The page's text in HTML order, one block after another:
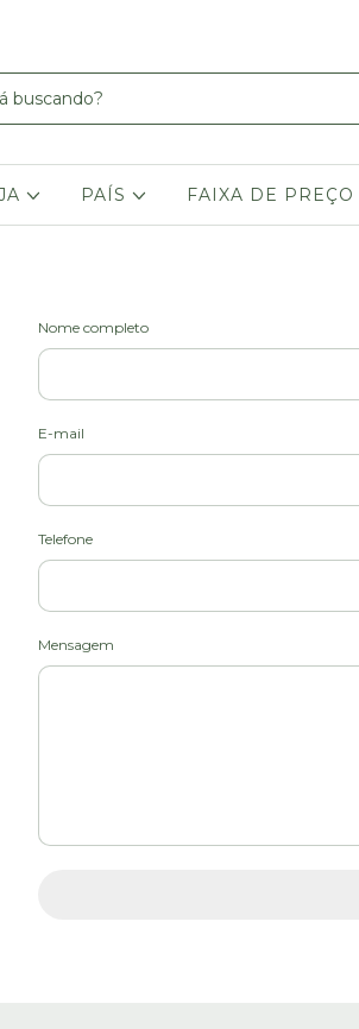
PAÍS FAIXA DE PREÇO
Nome completo
E-mail
Telefone
Mensagem